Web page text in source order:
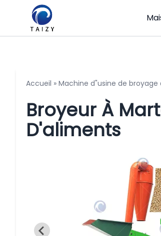
Accueil » Machine d"usine de
Broyeur À
D'aliments